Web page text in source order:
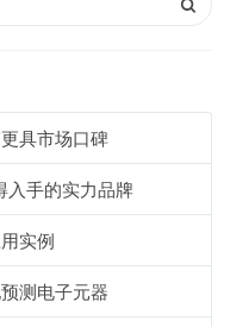
具市场口碑
入手的实力品牌
实例
测电子元器